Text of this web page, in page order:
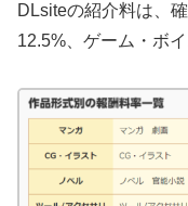
DLsiteの紹介料は、
12.5%、ゲーム・ボイ